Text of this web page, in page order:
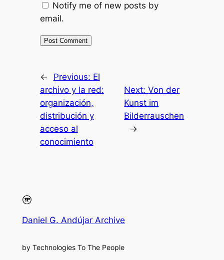
Notify me of new posts by
email.
← Previous: El
archivo y la red:
organización,
distribución y
acceso al
conocimiento
Next:Von der
Kunst im
Bilderrauschen
→
Daniel G. Andújar Archive
by Technologies To The People